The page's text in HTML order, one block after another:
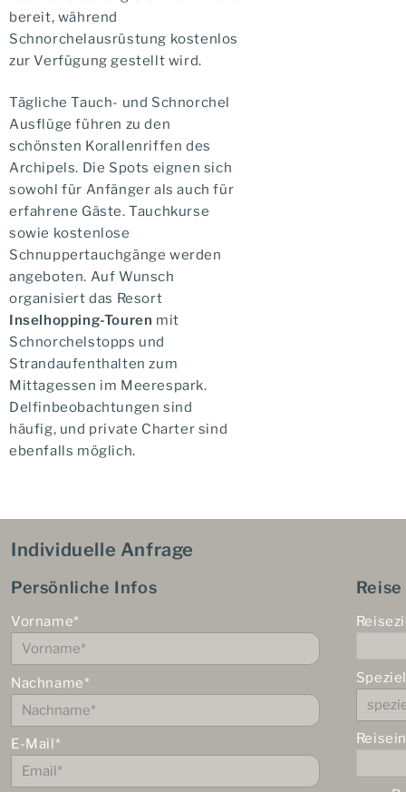
bereit, während
Schnorchelausrüstung kostenlos
zur Verfügung gestellt wird.
Tägliche Tauch- und Schnorchel
Ausflüge führen zu den
schönsten Korallenriffen des
Archipels. Die Spots eignen sich
sowohl für Anfänger als auch für
erfahrene Gäste. Tauchkurse
sowie kostenlose
Schnuppertauchgänge werden
angeboten. Auf Wunsch
organisiert das Resort
Inselhopping-Touren mit
Schnorchelstopps und
Strandaufenthalten zum
Mittagessen im Meerespark.
Delfinbeobachtungen sind
häufig, und private Charter sind
ebenfalls möglich.
Individuelle Anfrage
Persönliche Infos
Vorname*
Nachname*
E-Mail*